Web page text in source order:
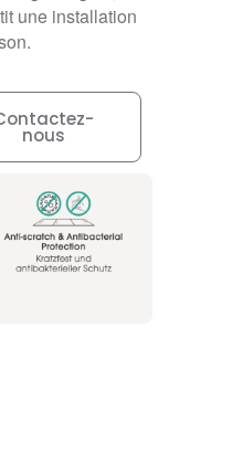
une installation
nous